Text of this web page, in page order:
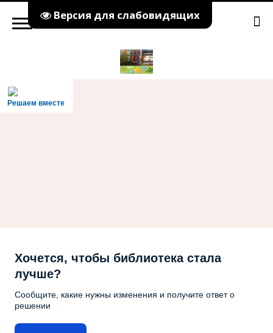
Версия для слабовидящих
Решаем вместе
Хочется, чтобы библиотека стала
лучше?
Сообщите, какие нужны изменения и получите ответ о
решении